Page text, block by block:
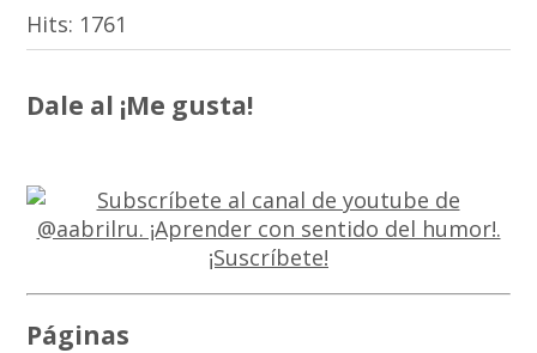
Hits: 1761
Dale al ¡Me gusta!
Páginas